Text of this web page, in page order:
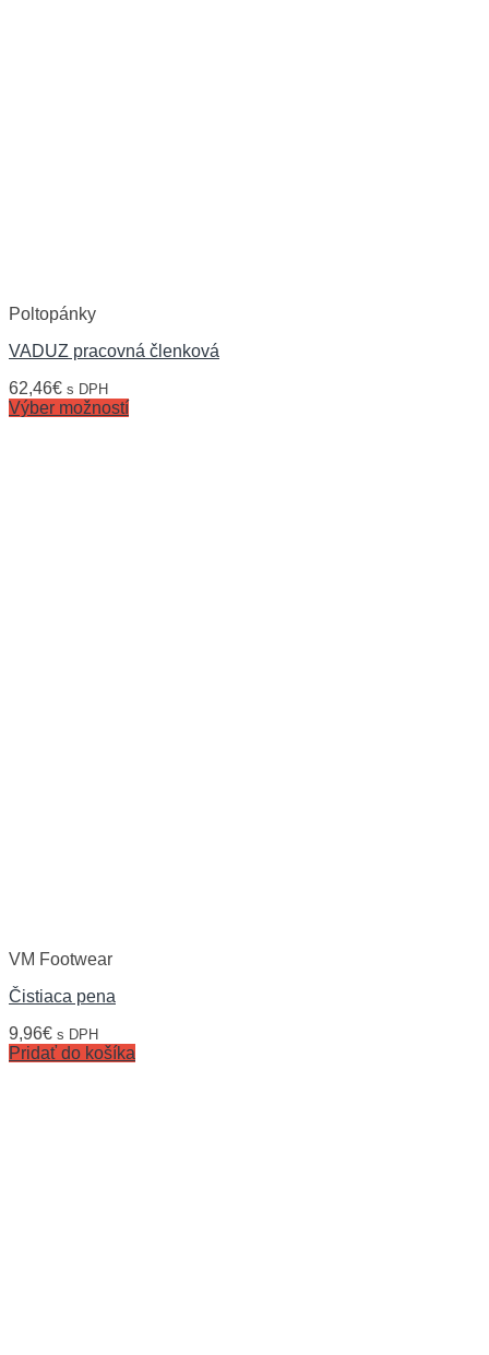
Poltopánky
VADUZ pracovná členková
62,46€ s DPH
Výber možností
VM Footwear
Čistiaca pena
9,96€ s DPH
Pridať do košíka